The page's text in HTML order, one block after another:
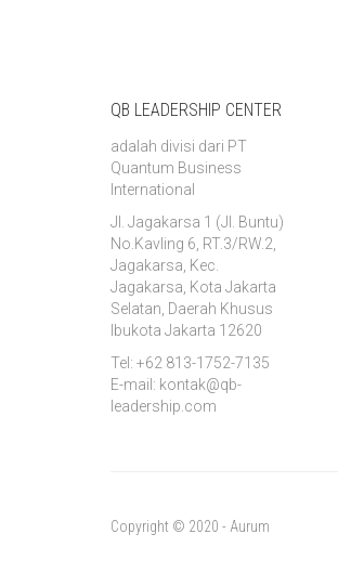
QB LEADERSHIP CENTER
adalah divisi dari PT
Quantum Business
International
Jl. Jagakarsa 1 (Jl. Buntu)
No.Kavling 6, RT.3/RW.2,
Jagakarsa, Kec.
Jagakarsa, Kota Jakarta
Selatan, Daerah Khusus
Ibukota Jakarta 12620
Tel: +62 813-1752-7135
E-mail: kontak@qb-
leadership.com
Copyright © 2020 - Aurum